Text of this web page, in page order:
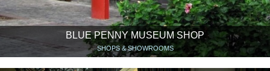
BLUE PENNY MUSEUM SHOP
SHOPS & SHOWROOMS